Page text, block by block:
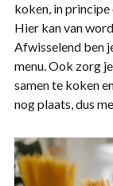
koken, in principe
Hier kan van
Afwisselend ben
menu. Ook zorg
samen te koken
nog plaats, dus